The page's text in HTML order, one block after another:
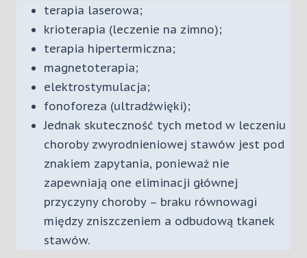
terapia laserowa;
krioterapia (leczenie na zimno);
terapia hipertermiczna;
magnetoterapia;
elektrostymulacja;
fonoforeza (ultradźwięki);
Jednak skuteczność tych metod w leczeniu
choroby zwyrodnieniowej stawów jest pod
znakiem zapytania, ponieważ nie
zapewniają one eliminacji głównej
przyczyny choroby – braku równowagi
między zniszczeniem a odbudową tkanek
stawów.